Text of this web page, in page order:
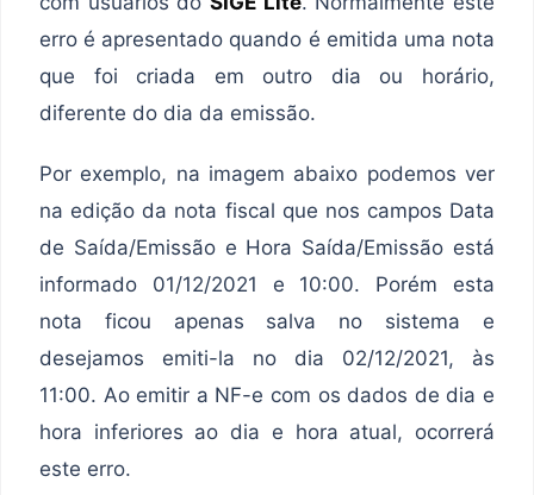
erro é apresentado quando é emitida uma nota
que foi criada em outro dia ou horário,
diferente do dia da emissão.
Por exemplo, na imagem abaixo podemos ver
na edição da nota fiscal que nos campos Data
de Saída/Emissão e Hora Saída/Emissão está
informado 01/12/2021 e 10:00. Porém esta
nota ficou apenas salva no sistema e
desejamos emiti-la no dia 02/12/2021, às
11:00. Ao emitir a NF-e com os dados de dia e
hora inferiores ao dia e hora atual, ocorrerá
este erro.